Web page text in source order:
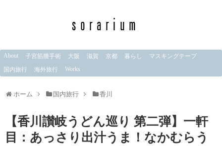
About 子宮筋腫手術 大阪 滋賀 京都 暮らし
マスキングテープ
国内旅行
海外旅行 Works
ホーム 国内旅行 香川
【香川讃岐うどん巡り 第二弾】一軒
目：あっさり出汁うま！なかむらう